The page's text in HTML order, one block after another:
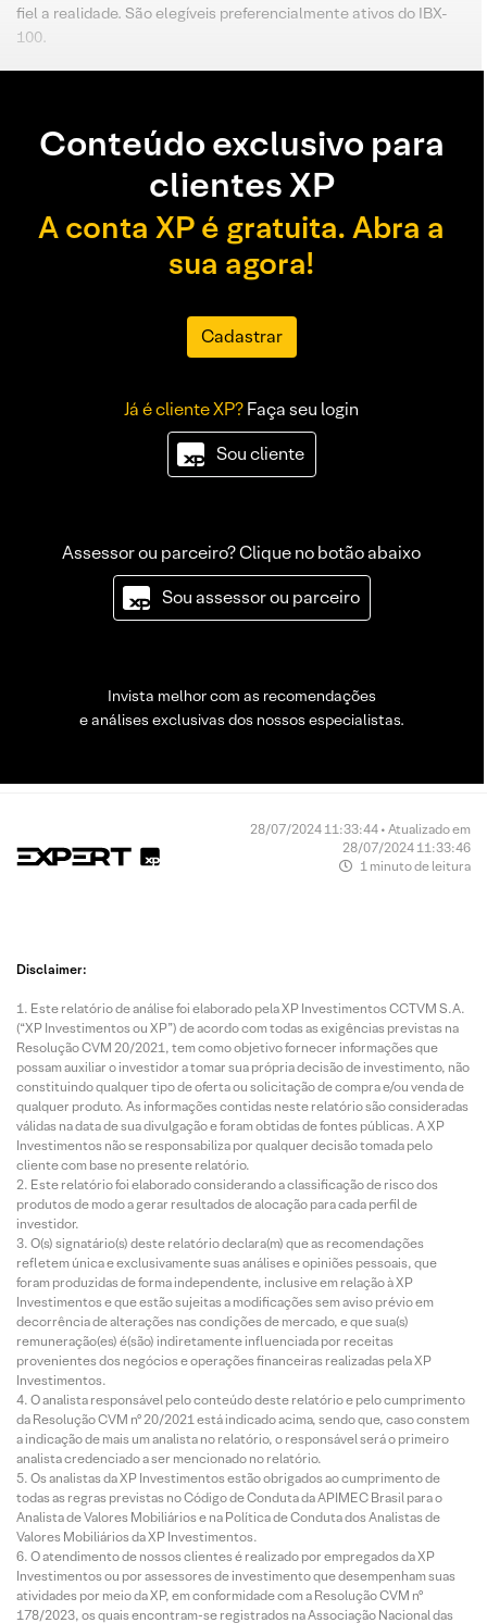
fiel a realidade. São elegíveis preferencialmente ativos do IBX-
100.
Conteúdo exclusivo para
clientes XP
A conta XP é gratuita. Abra a
sua agora!
Cadastrar
Já é cliente XP?Faça seu login
Sou cliente
Assessor ou parceiro? Clique no botão abaixo
Sou assessor ou parceiro
Invista melhor com as recomendações
e análises exclusivas dos nossos especialistas.
28/07/2024 11:33:44 • Atualizado em
28/07/2024 11:33:46
1 minuto de leitura
Disclaimer:
Este relatório de análise foi elaborado pela XP Investimentos CCTVM S.A.
(“XP Investimentos ou XP”) de acordo com todas as exigências previstas na
Resolução CVM 20/2021, tem como objetivo fornecer informações que
possam auxiliar o investidor a tomar sua própria decisão de investimento, não
constituindo qualquer tipo de oferta ou solicitação de compra e/ou venda de
qualquer produto. As informações contidas neste relatório são consideradas
válidas na data de sua divulgação e foram obtidas de fontes públicas. A XP
Investimentos não se responsabiliza por qualquer decisão tomada pelo
cliente com base no presente relatório.
Este relatório foi elaborado considerando a classificação de risco dos
produtos de modo a gerar resultados de alocação para cada perfil de
investidor.
O(s) signatário(s) deste relatório declara(m) que as recomendações
refletem única e exclusivamente suas análises e opiniões pessoais, que
foram produzidas de forma independente, inclusive em relação à XP
Investimentos e que estão sujeitas a modificações sem aviso prévio em
decorrência de alterações nas condições de mercado, e que sua(s)
remuneração(es) é(são) indiretamente influenciada por receitas
provenientes dos negócios e operações financeiras realizadas pela XP
Investimentos.
O analista responsável pelo conteúdo deste relatório e pelo cumprimento
da Resolução CVM nº 20/2021 está indicado acima, sendo que, caso constem
a indicação de mais um analista no relatório, o responsável será o primeiro
analista credenciado a ser mencionado no relatório.
Os analistas da XP Investimentos estão obrigados ao cumprimento de
todas as regras previstas no Código de Conduta da APIMEC Brasil para o
Analista de Valores Mobiliários e na Política de Conduta dos Analistas de
Valores Mobiliários da XP Investimentos.
O atendimento de nossos clientes é realizado por empregados da XP
Investimentos ou por assessores de investimento que desempenham suas
atividades por meio da XP, em conformidade com a Resolução CVM nº
178/2023, os quais encontram-se registrados na Associação Nacional das